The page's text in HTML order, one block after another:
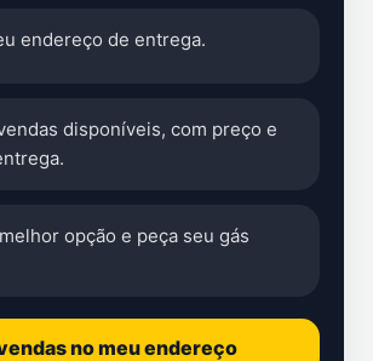
endereço de entrega.
disponíveis, com preço e
opção e peça seu gás
no meu endereço